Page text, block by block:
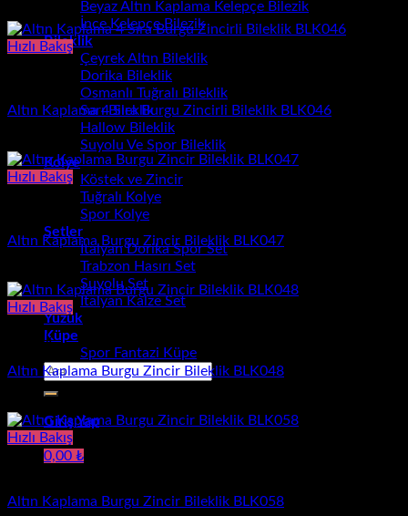
Beyaz Altın Kaplama Kelepçe Bilezik
İnce Kelepçe Bilezik
Bileklik
Çeyrek Altın Bileklik
Dorika Bileklik
Osmanlı Tuğralı Bileklik
Sarı Bileklik
Hallow Bileklik
Suyolu Ve Spor Bileklik
Kolye
Köstek ve Zincir
Tuğralı Kolye
Spor Kolye
Setler
İtalyan Dorika Spor Set
Trabzon Hasırı Set
Suyolu Set
İtalyan Kalze Set
Yüzük
Küpe
Spor Fantazi Küpe
Ara:
Giriş Yap
0,00 ₺
Hızlı Bakış
Altın Kaplama 4 Sıra Burgu Zincirli Bileklik BLK046
Hızlı Bakış
Altın Kaplama Burgu Zincir Bileklik BLK047
Hızlı Bakış
Bileklik
Altın Kaplama Burgu Zincir Bileklik BLK048
Hızlı Bakış
Altın Kaplama Burgu Zincir Bileklik BLK058